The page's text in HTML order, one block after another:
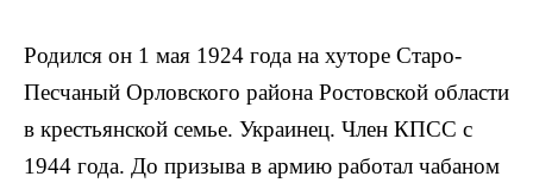
Родился он 1 мая 1924 года на хуторе Старо-
Песчаный Ор­ловского района Ростовской области
в крестьянской семье. Украи­нец. Член КПСС с
1944 года. До призыва в армию работал чабаном